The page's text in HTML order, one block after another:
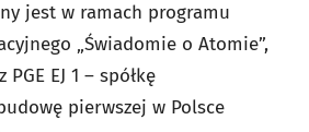
jest w ramach programu
„Świadomie o Atomie”,
EJ 1 – spółkę
pierwszej w Polsce